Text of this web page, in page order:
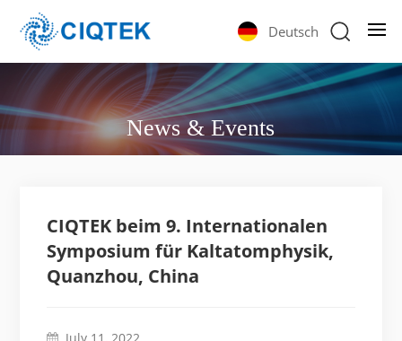
Deutsch
News & Events
CIQTEK beim 9. Internationalen
Symposium für Kaltatomphysik,
Quanzhou, China
July 11, 2022